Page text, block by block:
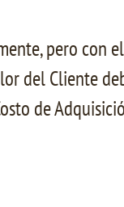
pero con
del Cliente
de